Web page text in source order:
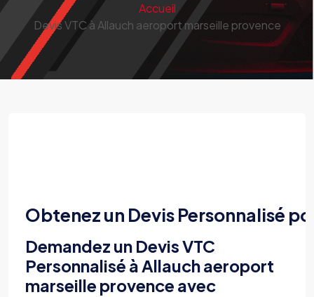
Accueil
Devis VTC à Allauch aeroport marseille provence
Obtenez un Devis Personnalisé
Demandez un Devis VTC
Personnalisé à Allauch aeroport
marseille provence avec